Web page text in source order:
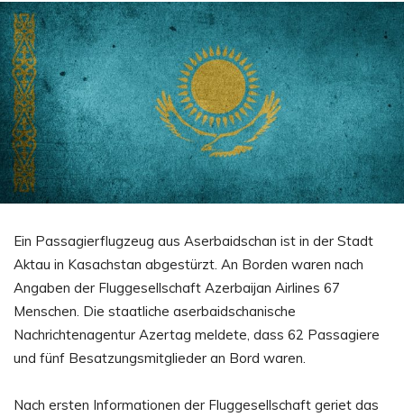
Ein Passagierflugzeug aus Aserbaidschan ist in der Stadt
Aktau in Kasachstan abgestürzt. An Borden waren nach
Angaben der Fluggesellschaft Azerbaijan Airlines 67
Menschen. Die staatliche aserbaidschanische
Nachrichtenagentur Azertag meldete, dass 62 Passagiere
und fünf Besatzungsmitglieder an Bord waren.
Nach ersten Informationen der Fluggesellschaft geriet das